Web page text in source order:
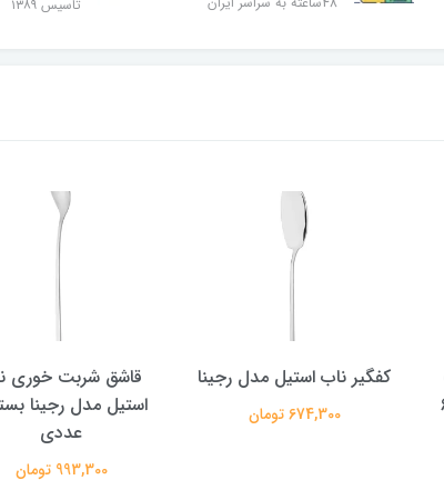
تاسیس ۱۳۸۹
بسته 6
کفگیر ناب استیل مدل رجینا
674,300 تومان
قاشق شربت خوری
عددی
993,300 تومان